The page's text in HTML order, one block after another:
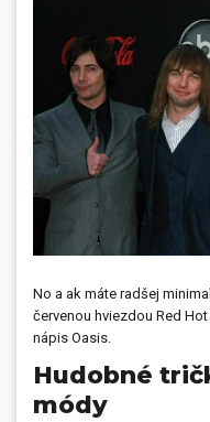
No a ak máte radšej
červenou hviezdou Red
nápis Oasis.
Hudobné
módy